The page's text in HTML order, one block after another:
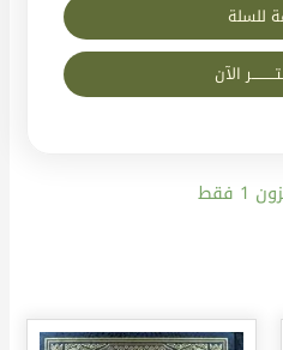
للسلة
الآن